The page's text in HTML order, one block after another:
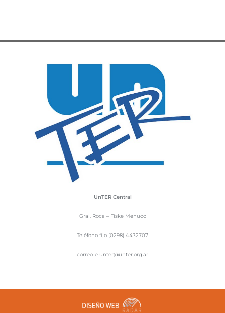
UnTER Central
Gral. Roca – Fiske Menuco
Teléfono fijo (0298) 4432707
correo-e unter@unter.org.ar